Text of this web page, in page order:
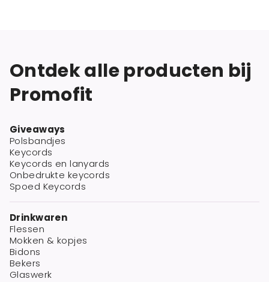
Ontdek alle producten bij
Promofit
Giveaways
Polsbandjes
Keycords
Keycords en lanyards
Onbedrukte keycords
Spoed Keycords
Drinkwaren
Flessen
Mokken & kopjes
Bidons
Bekers
Glaswerk